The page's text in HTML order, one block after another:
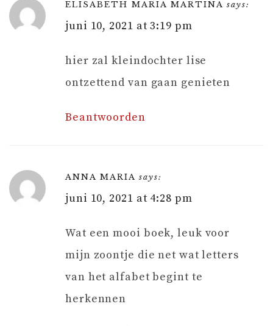
ELISABETH MARIA MARTINA says:
juni 10, 2021 at 3:19 pm
hier zal kleindochter lise
ontzettend van gaan genieten
Beantwoorden
ANNA MARIA says:
juni 10, 2021 at 4:28 pm
Wat een mooi boek, leuk voor
mijn zoontje die net wat letters
van het alfabet begint te
herkennen